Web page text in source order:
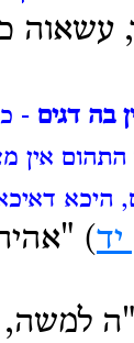
עשאוה
בה דגים -
אין
היכא דאיכא
)
למשה,